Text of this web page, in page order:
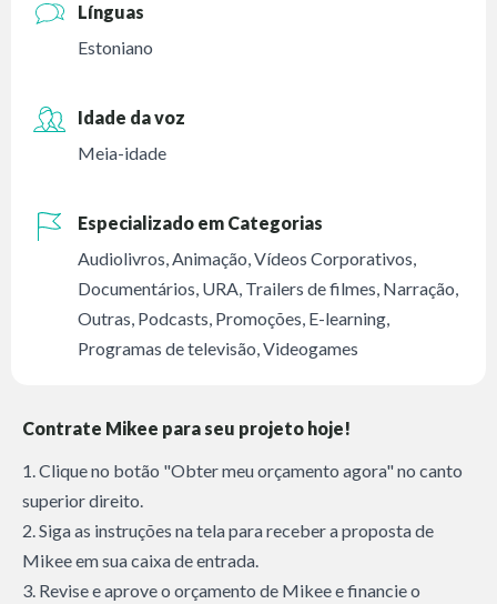
Línguas
Estoniano
Idade da voz
Meia-idade
Especializado em Categorias
Audiolivros,Animação,Vídeos Corporativos,
Documentários, URA, Trailers de filmes, Narração,
Outras, Podcasts, Promoções, E-learning,
Programas de televisão,Videogames
Contrate Mikee para seu projeto hoje!
1. Clique no botão "Obter meu orçamento agora" no canto
superior direito.
2. Siga as instruções na tela para receber a proposta de
Mikee em sua caixa de entrada.
3. Revise e aprove o orçamento de Mikee e financie o